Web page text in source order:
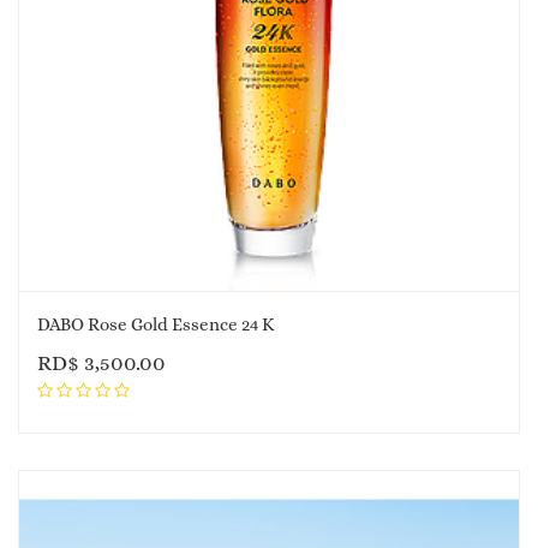
DABO Rose Gold Essence 24 K
RD$ 3,500.00